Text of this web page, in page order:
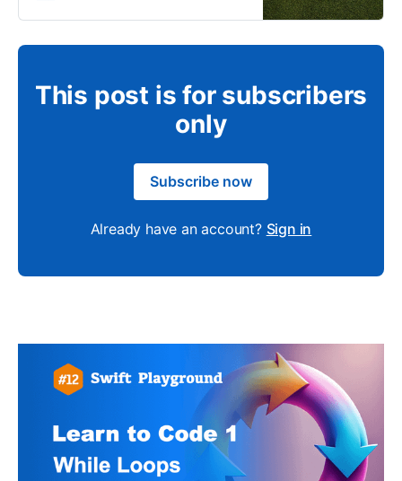
This post is for subscribers
only
Subscribe now
Already have an account? Sign in